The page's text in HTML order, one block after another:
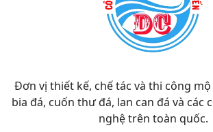
Đơn vị thiết kế, chế tác và thi công
bia đá, cuốn thư đá, lan can đá và các
nghệ trên toàn quốc.